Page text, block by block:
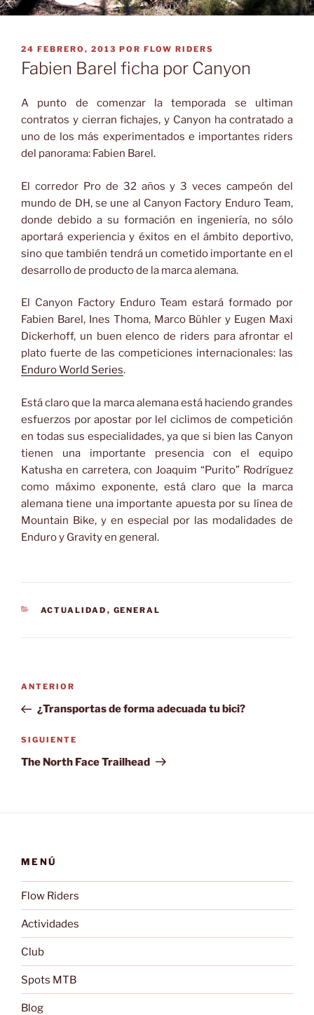
PUBLICADO
EL
24 FEBRERO, 2013 POR FLOW RIDERS
Fabien Barel ficha por Canyon
A punto de comenzar la temporada se ultiman
contratos y cierran fichajes, y Canyon ha contratado a
uno de los más experimentados e importantes riders
del panorama: Fabien Barel.
El corredor Pro de 32 años y 3 veces campeón del
mundo de DH, se une al Canyon Factory Enduro Team,
donde debido a su formación en ingeniería, no sólo
aportará experiencia y éxitos en el ámbito deportivo,
sino que también tendrá un cometido importante en el
desarrollo de producto de la marca alemana.
El Canyon Factory Enduro Team estará formado por
Fabien Barel, Ines Thoma, Marco Bühler y Eugen Maxi
Dickerhoff, un buen elenco de riders para afrontar el
plato fuerte de las competiciones internacionales: las
Enduro World Series.
Está claro que la marca alemana está haciendo grandes
esfuerzos por apostar por lel ciclimos de competición
en todas sus especialidades, ya que si bien las Canyon
tienen una importante presencia con el equipo
Katusha en carretera, con Joaquim “Purito” Rodríguez
como máximo exponente, está claro que la marca
alemana tiene una importante apuesta por su línea de
Mountain Bike, y en especial por las modalidades de
Enduro y Gravity en general.
CATEGORÍAS
ACTUALIDAD , GENERAL
Navegación
entradas
Entrada
anterior:
ANTERIOR
¿Transportas de forma adecuada tu bici?
Siguiente
entrada
SIGUIENTE
The North Face Trailhead
MENÚ
Flow Riders
Actividades
Club
Spots MTB
Blog